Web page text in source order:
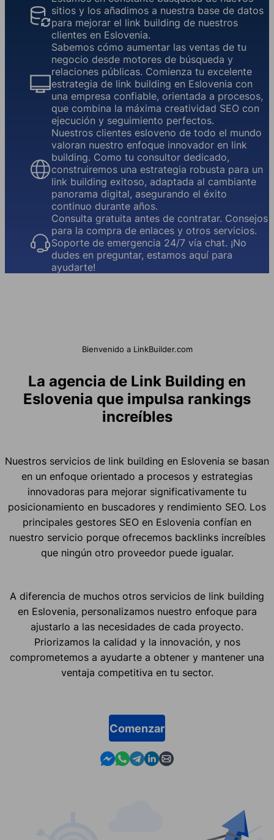
sitios y los añadimos a nuestra base de datos
para mejorar el link building de nuestros
clientes en Eslovenia.
Sabemos cómo aumentar las ventas de tu
negocio desde motores de búsqueda y
relaciones públicas. Comienza tu excelente
estrategia de link building en Eslovenia con
una empresa confiable, orientada a procesos,
que combina la máxima creatividad SEO con
ejecución y seguimiento perfectos.
Nuestros clientes esloveno de todo el mundo
valoran nuestro enfoque innovador en link
building. Como tu consultor dedicado,
construiremos una estrategia robusta para un
link building exitoso, adaptada al cambiante
panorama digital, asegurando el éxito
continuo durante años.
Consulta gratuita antes de contratar. Consejos
para la compra de enlaces y otros servicios.
Soporte de emergencia 24/7 vía chat. ¡No
dudes en preguntar, estamos aquí para
ayudarte!
Bienvenido a LinkBuilder.com
La agencia de Link Building en
Eslovenia que impulsa rankings
increíbles
Nuestros servicios de link building en Eslovenia se basan
en un enfoque orientado a procesos y estrategias
innovadoras para mejorar significativamente tu
posicionamiento en buscadores y rendimiento SEO. Los
principales gestores SEO en Eslovenia confían en
nuestro servicio porque ofrecemos backlinks increíbles
que ningún otro proveedor puede igualar.
A diferencia de muchos otros servicios de link building
en Eslovenia, personalizamos nuestro enfoque para
ajustarlo a las necesidades de cada proyecto.
Priorizamos la calidad y la innovación, y nos
comprometemos a ayudarte a obtener y mantener una
ventaja competitiva en tu sector.
Comenzar
Contact us in Messenger
Contact us in WhatsApp
Contact us in Telegram
Contact us in Linkedin
Contact us by email